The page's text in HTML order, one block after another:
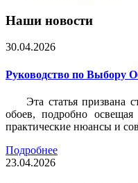
Наши новости
30.04.2026
Руководство по Выбору
Эта статья призвана
обоев, подробно
практические нюансы и
Подробнее
23.04.2026